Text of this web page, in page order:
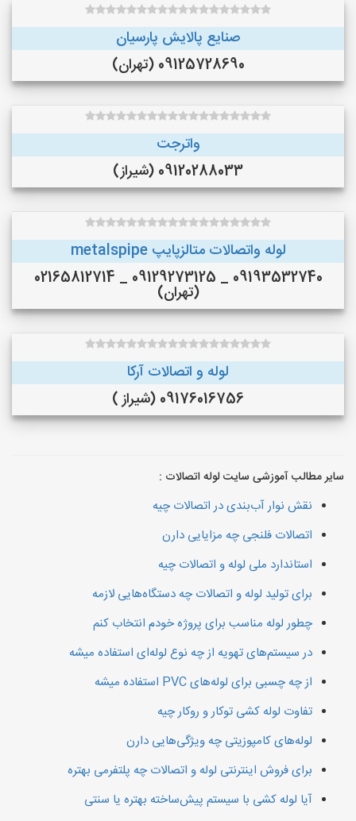
صنایع پالایش پارسیان
09125728690 (تهران)
واترجت
09120288033 (شیراز)
لوله واتصالات متالزپایپ metalspipe
09193532740 _ 09129273125 _ 02165812714
(تهران)
لوله و اتصالات آرکا
09176016756 (شیراز )
سایر مطالب آموزشی سایت لوله اتصالات :
نقش نوار آب‌بندی در اتصالات چیه
اتصالات فلنجی چه مزایایی دارن
استاندارد ملی لوله و اتصالات چیه
برای تولید لوله و اتصالات چه دستگاه‌هایی لازمه
چطور لوله مناسب برای پروژه خودم انتخاب کنم
در سیستم‌های تهویه از چه نوع لوله‌ای استفاده میشه
از چه چسبی برای لوله‌های PVC استفاده میشه
تفاوت لوله کشی توکار و روکار چیه
لوله‌های کامپوزیتی چه ویژگی‌هایی دارن
برای فروش اینترنتی لوله و اتصالات چه پلتفرمی بهتره
آیا لوله کشی با سیستم پیش‌ساخته بهتره یا سنتی